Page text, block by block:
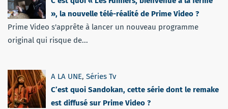
», la nouvelle télé-réalité de Prime Video ?
Prime Video s'apprête à lancer un nouveau programme
original qui risque de...
A LA UNE, Séries Tv
C’est quoi Sandokan, cette série dont le remake
est diffusé sur Prime Video ?